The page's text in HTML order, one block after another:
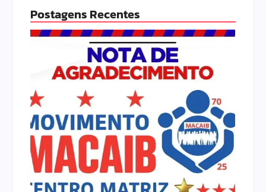
Postagens Recentes